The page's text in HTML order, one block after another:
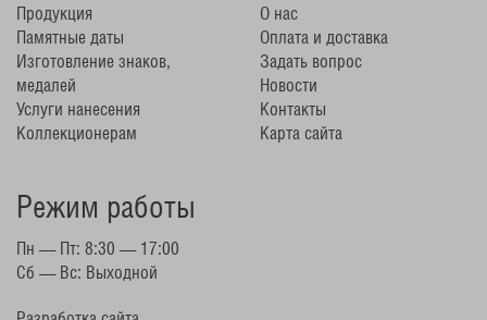
Продукция
Памятные даты
Изготовление знаков,
медалей
Услуги нанесения
Коллекционерам
О нас
Оплата и доставка
Задать вопрос
Новости
Контакты
Карта сайта
Режим работы
Пн — Пт: 8:30 — 17:00
Сб — Вс: Выходной